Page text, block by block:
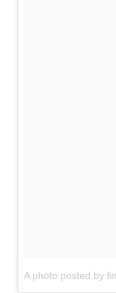
A photo posted by